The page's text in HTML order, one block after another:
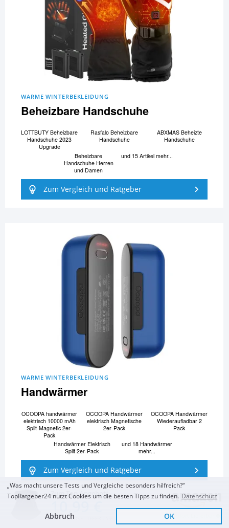
Zum Top Angebot
KOSTENLOSE LIEFERUNG Sofort Lieferbar
WARME WINTERBEKLEIDUNG
Beheizbare Handschuhe
LOTTBUTY Beheizbare
Handschuhe 2023
Upgrade
Rasfalo Beheizbare
Handschuhe
ABXMAS Beheizte
Handschuhe
Beheizbare
Handschuhe Herren
und Damen
und 15 Artikel mehr...
Zum Vergleich und Ratgeber
WARME WINTERBEKLEIDUNG
Handwärmer
OCOOPA handwärmer
elektrisch 10000 mAh
Split-Magnetic 2er-
Pack
OCOOPA Handwärmer
elektrisch Magnetische
2er-Pack
OCOOPA Handwärmer
Wiederaufladbar 2
Pack
Handwärmer Elektrisch
Split 2er-Pack
und 18 Handwärmer
mehr...
Zum Vergleich und Ratgeber
„Was macht unsere Tests und Vergleiche besonders hilfreich?“
TopRatgeber24 nutzt Cookies um die besten Tipps zu finden. Datenschutz
Abbruch OK